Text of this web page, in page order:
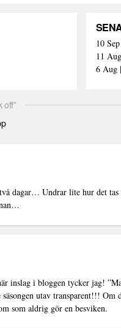
10
11
6 Aug
off”
dagar… Undrar lite hur det
inslag i bloggen tycker jag!
utav transparent!!!
som aldrig gör en besviken.